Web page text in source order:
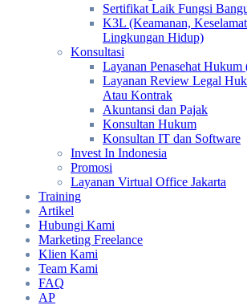
Sertifikat Laik Fungsi
K3L (Keamanan,
Lingkungan Hidup)
Konsultasi
Layanan Penasehat Hukum
Layanan Review Legal
Atau Kontrak
Akuntansi dan Pajak
Konsultan Hukum
Konsultan IT dan Software
Invest In Indonesia
Promosi
Layanan Virtual Office Jakarta
Training
Artikel
Hubungi Kami
Marketing Freelance
Klien Kami
Team Kami
FAQ
AP